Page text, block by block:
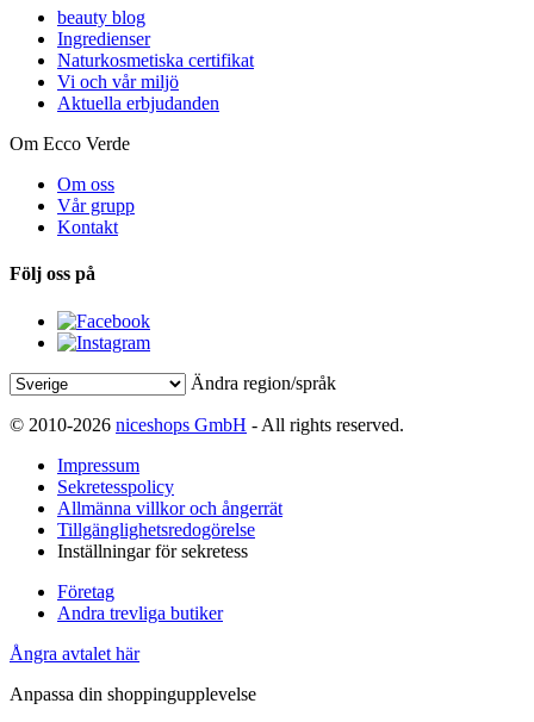
beauty blog
Ingredienser
Naturkosmetiska certifikat
Vi och vår miljö
Aktuella erbjudanden
Om Ecco Verde
Om oss
Vår grupp
Kontakt
Följ oss på
Ändra region/språk
© 2010-2026 niceshops GmbH - All rights reserved.
Impressum
Sekretesspolicy
Allmänna villkor och ångerrät
Tillgänglighetsredogörelse
Inställningar för sekretess
Företag
Andra trevliga butiker
Ångra avtalet här
Anpassa din shoppingupplevelse